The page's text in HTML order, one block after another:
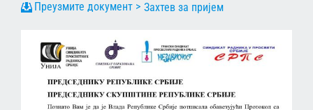
Захтев за пријем